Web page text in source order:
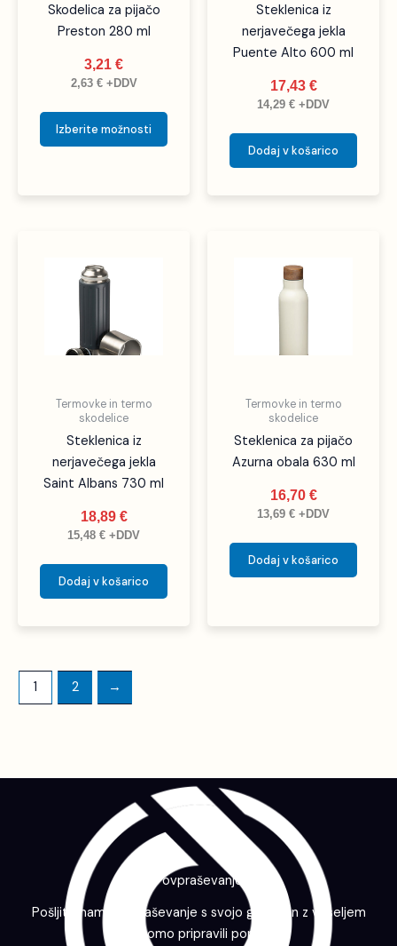
Skodelica za pijačo
Preston 280 ml
3,21 €
2,63 €+DDV
Izberite možnosti
Steklenica iz
nerjavečega jekla
Puente Alto 600 ml
17,43 €
14,29 € +DDV
Dodaj v košarico
Termovke in termo
skodelice
Steklenica iz
nerjavečega jekla
Saint Albans 730 ml
18,89 €
15,48 € +DDV
Dodaj v košarico
Termovke in termo
skodelice
Steklenica za pijačo
Azurna obala 630 ml
16,70 €
13,69 € +DDV
Dodaj v košarico
1 2 →
Povpraševanje
Pošljite nam povpraševanje s svojo grafiko in z veseljem
vam bomo pripravili ponudbo.